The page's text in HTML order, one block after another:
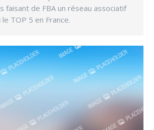
faisant de FBA un réseau associatif
TOP 5 en France.